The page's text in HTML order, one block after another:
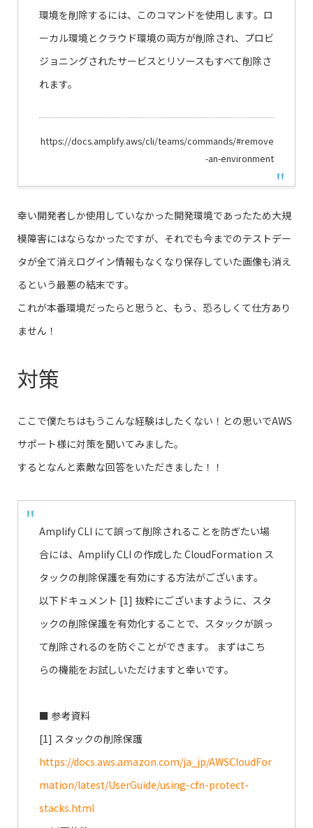
環境を削除するには、このコマンドを使用します。ロ
ーカル環境とクラウド環境の両方が削除され、プロビ
ジョニングされたサービスとリソースもすべて削除さ
れます。
https://docs.amplify.aws/cli/teams/commands/#remove
-an-environment
幸い開発者しか使用していなかった開発環境であったため大規
模障害にはならなかったですが、それでも今までのテストデー
タが全て消えログイン情報もなくなり保存していた画像も消え
るという最悪の結末です。
これが本番環境だったらと思うと、もう、恐ろしくて仕方あり
ません！
対策
ここで僕たちはもうこんな経験はしたくない！との思いでAWS
サポート様に対策を聞いてみました。
するとなんと素敵な回答をいただきました！！
Amplify CLI にて誤って削除されることを防ぎたい場
合には、Amplify CLI の作成した CloudFormation ス
タックの削除保護を有効にする方法がございます。
以下ドキュメント [1] 抜粋にございますように、スタ
ックの削除保護を有効化することで、スタックが誤っ
て削除されるのを防ぐことができます。 まずはこち
らの機能をお試しいただけますと幸いです。
■ 参考資料
[1] スタックの削除保護
https://docs.aws.amazon.com/ja_jp/AWSCloudFor
mation/latest/UserGuide/using-cfn-protect-
stacks.html